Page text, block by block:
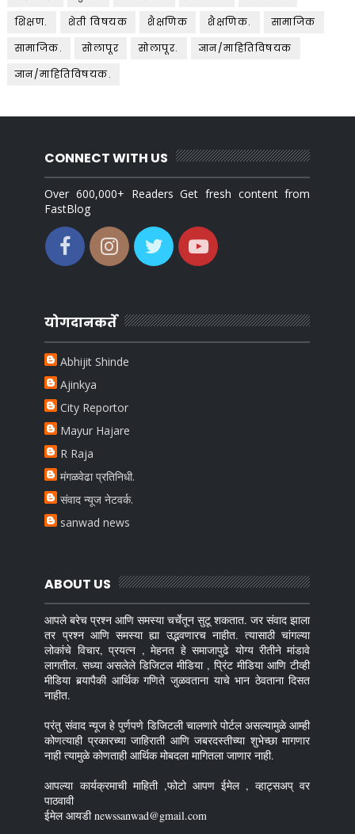
शिक्षण.
शेती विषयक शैक्षणिक शैक्षणिक.
सामाजिक
सामाजिक.
सोलापूर सोलापूर.
ज्ञान/माहितिविषयक
ज्ञान/माहितिविषयक.
CONNECT WITH US
Over 600,000+ Readers Get fresh content from
FastBlog
योगदानकर्ते
Abhijit Shinde
Ajinkya
City Reportor
Mayur Hajare
R Raja
मंगळवेढा प्रतिनिधी.
संवाद न्यूज नेटवर्क.
sanwad news
ABOUT US
आपले बरेच प्रश्न आणि समस्या चर्चेतून सुटू शकतात. जर संवाद झाला
तर प्रश्न आणि समस्या ह्या उद्भवणारच नाहीत. त्यासाठी चांगल्या
लोकांचे विचार, प्रयत्न , मेहनत हे समाजापुढे योग्य रीतीने मांडावे
लागतील. सध्या असलेले डिजिटल मीडिया , प्रिंट मीडिया आणि टीव्ही
मीडिया बर्‍यापैकी आर्थिक गणिते जुळवताना याचे भान ठेवताना दिसत
नाहीत.
परंतु संवाद न्यूज हे पुर्णपणे डिजिटली चालणारे पोर्टल असल्यामुळे आम्ही
कोणत्याही प्रकारच्या जाहिराती आणि जबरदस्तीच्या शुभेच्छा मागणार
नाही त्यामुळे कोणताही आर्थिक मोबदला मागितला जाणार नाही.
आपल्या कार्यक्रमाची माहिती ,फोटो आपण ईमेल , व्हाट्सअप् वर
पाठवावी
ईमेल आयडी newssanwad@gmail.com